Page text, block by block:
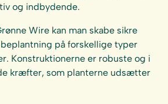
og indbydende.
Wire kan man skabe sikre
på forskellige typer
Konstruktionerne er robuste og i
kræfter, som planterne udsætter